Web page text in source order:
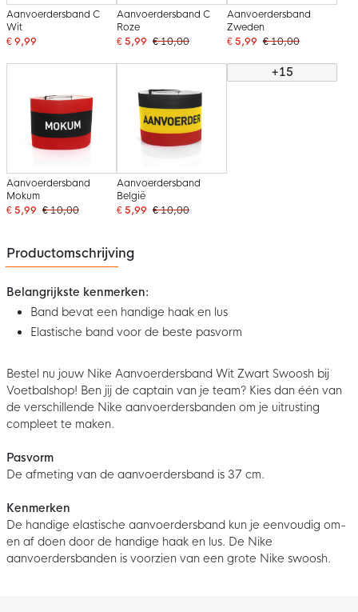
Aanvoerdersband C
Wit
€ 9,99
Aanvoerdersband C
Roze
€ 5,99 € 10,00
Aanvoerdersband
Zweden
€ 5,99 € 10,00
Aanvoerdersband
Mokum
€ 5,99 € 10,00
Aanvoerdersband
België
€ 5,99 € 10,00
+15
Productomschrijving
Belangrijkste kenmerken:
Band bevat een handige haak en lus
Elastische band voor de beste pasvorm
Bestel nu jouw Nike Aanvoerdersband Wit Zwart Swoosh bij
Voetbalshop! Ben jij de captain van je team? Kies dan één van
de verschillende Nike aanvoerdersbanden om je uitrusting
compleet te maken.
Pasvorm
De afmeting van de aanvoerdersband is 37 cm.
Kenmerken
De handige elastische aanvoerdersband kun je eenvoudig om-
en af doen door de handige haak en lus. De Nike
aanvoerdersbanden is voorzien van een grote Nike swoosh.